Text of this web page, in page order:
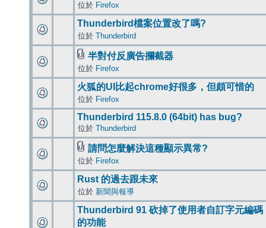
位於 Firefox
Thunderbird檔案位置改了嗎?
位於 Thunderbird
半對付反廣告攔截器
位於 Firefox
火狐的UI比起chrome好很多，但頗可惜的
位於 Firefox
Thunderbird 115.8.0 (64bit) has bug?
位於 Thunderbird
請問怎麼解決這種顯示異常?
位於 Firefox
Rust 的過去跟未來
位於 新聞與報導
Thunderbird 91 砍掉了使用者自訂字元編碼
的功能